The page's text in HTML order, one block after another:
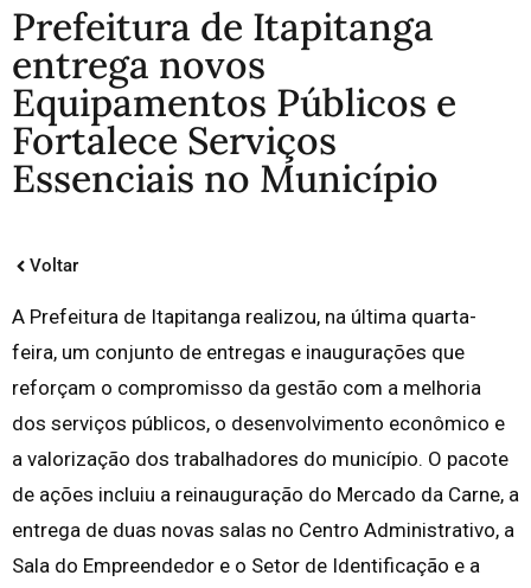
Prefeitura de Itapitanga
entrega novos
Equipamentos Públicos e
Fortalece Serviços
Essenciais no Município
Voltar
A Prefeitura de Itapitanga realizou, na última quarta-
feira, um conjunto de entregas e inaugurações que
reforçam o compromisso da gestão com a melhoria
dos serviços públicos, o desenvolvimento econômico e
a valorização dos trabalhadores do município. O pacote
de ações incluiu a reinauguração do Mercado da Carne, a
entrega de duas novas salas no Centro Administrativo, a
Sala do Empreendedor e o Setor de Identificação e a